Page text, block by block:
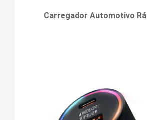
Carregador Automotivo